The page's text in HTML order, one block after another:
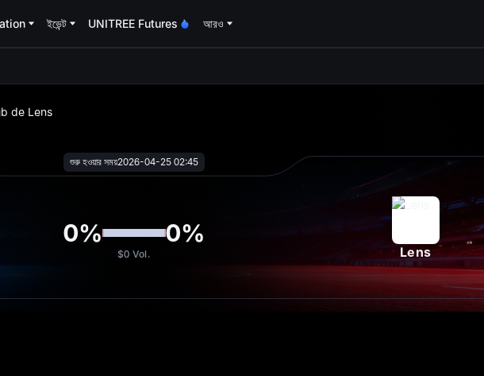
ইভেন্ট UNITREE Futures আরও
de Lens
শুরু হওয়ার সময়2026-04-25 02:45
0% 0%
$0 Vol. Lens